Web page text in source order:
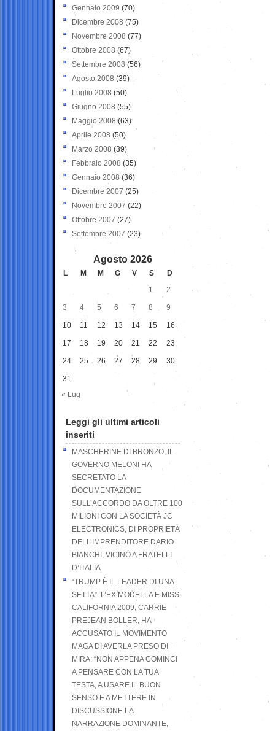
Gennaio 2009 (70)
Dicembre 2008 (75)
Novembre 2008 (77)
Ottobre 2008 (67)
Settembre 2008 (56)
Agosto 2008 (39)
Luglio 2008 (50)
Giugno 2008 (55)
Maggio 2008(63)
Aprile 2008 (50)
Marzo 2008 (39)
Febbraio 2008 (35)
Gennaio 2008 (36)
Dicembre 2007 (25)
Novembre 2007 (22)
Ottobre 2007 (27)
Settembre 2007 (23)
Agosto 2026
L M M G V S
D
1
2
3 4 5 6 7 8 9
10 11 12 13 14 15 16
17 18 19 20 21 22 23
24 25 26 27 28 29 30
31
« Lug
Leggi gli ultimi articoli
inseriti
MASCHERINE DI BRONZO, IL
GOVERNO MELONI HA
SECRETATO LA
DOCUMENTAZIONE
SULL’ACCORDO DA OLTRE 100
MILIONI CON LA SOCIETÀ JC
ELECTRONICS, DI PROPRIETÀ
DELL’IMPRENDITORE DARIO
BIANCHI, VICINO A FRATELLI
D’ITALIA
“TRUMP È IL LEADER DI UNA
SETTA”. L’EX MODELLA E MISS
CALIFORNIA 2009, CARRIE
PREJEAN BOLLER, HA
ACCUSATO IL MOVIMENTO
MAGA DI AVERLA PRESO DI
MIRA: “NON APPENA COMINCI
A PENSARE CON LA TUA
TESTA, A USARE IL BUON
SENSO E A METTERE IN
DISCUSSIONE LA
NARRAZIONE DOMINANTE,